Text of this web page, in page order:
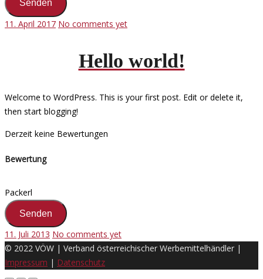
11. April 2017 No comments yet
Hello world!
Welcome to WordPress. This is your first post. Edit or delete it,
then start blogging!
Derzeit keine Bewertungen
Bewertung
Packerl
11. Juli 2013 No comments yet
© 2022 VÖW | Verband österreichischer Werbemittelhändler |
Impressum | Datenschutz